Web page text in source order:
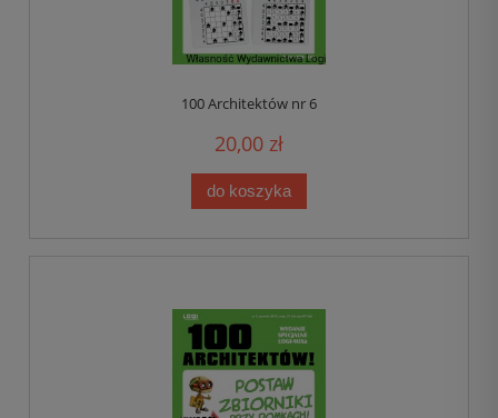
100 Architektów nr 6
20,00 zł
do koszyka